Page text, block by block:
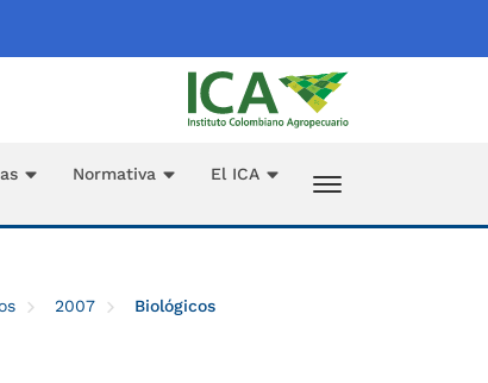
Normativa El ICA
2007 Biológicos